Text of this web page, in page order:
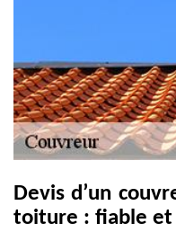
Devis d’un
toiture : fiable